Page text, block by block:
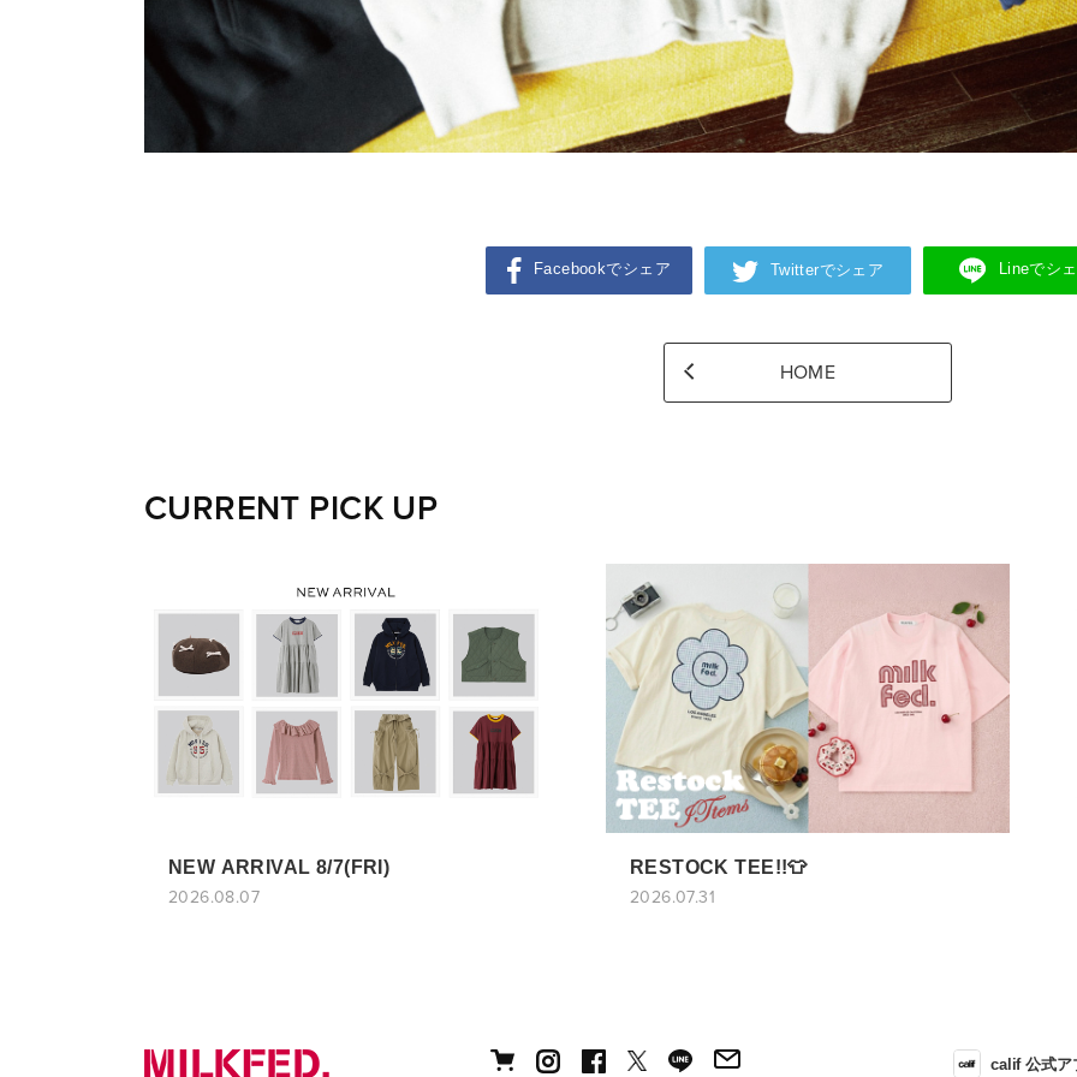
Facebookでシェア Twitterでシェア Lineでシ
HOME
CURRENT PICK UP
NEW ARRIVAL 8/7(FRI)
2026.08.07
RESTOCK TEE!!👕
2026.07.31
calif 公式ア